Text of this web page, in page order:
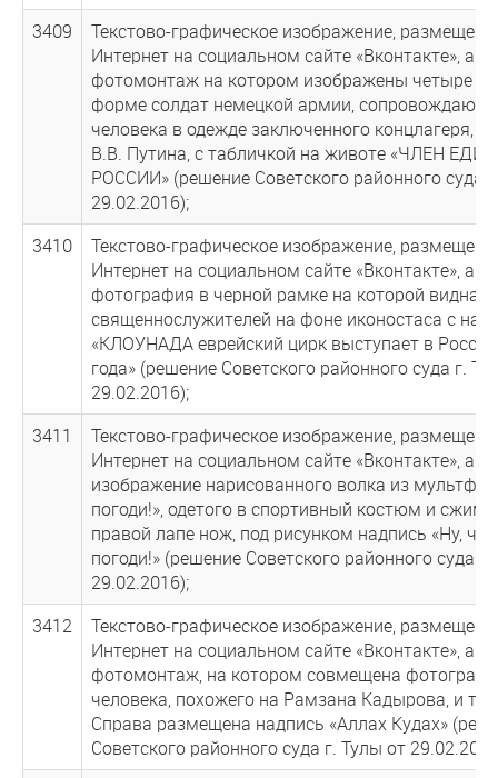
3409
Текстово-графическое изображение,
Интернет на социальном сайте «Вконтакте», а
фотомонтаж на котором изображены четыре
форме солдат немецкой армии,
человека в одежде заключенного концлагеря,
В.В. Путина, с табличкой на животе «ЧЛЕН
РОССИИ» (решение Советского районного суда
29.02.2016);
3410
Текстово-графическое изображение,
Интернет на социальном сайте «Вконтакте», а
фотография в черной рамке на которой видна
священнослужителей на фоне иконостаса с
«КЛОУНАДА еврейский цирк выступает в
года» (решение Советского районного суда г.
29.02.2016);
3411
Текстово-графическое изображение,
Интернет на социальном сайте «Вконтакте», а
изображение нарисованного волка из
погоди!», одетого в спортивный костюм и
правой лапе нож, под рисунком надпись «Ну,
погоди!» (решение Советского районного суда
29.02.2016);
3412
Текстово-графическое изображение,
Интернет на социальном сайте «Вконтакте», а
фотомонтаж, на котором совмещена
человека, похожего на Рамзана Кадырова, и
Справа размещена надпись «Аллах Кудах»
Советского районного суда г. Тулы от